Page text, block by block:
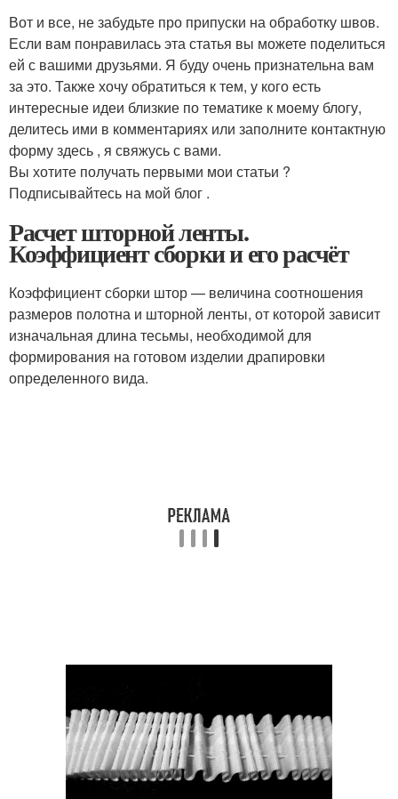
Вот и все, не забудьте про припуски на обработку швов.
Если вам понравилась эта статья вы можете поделиться
ей с вашими друзьями. Я буду очень признательна вам
за это. Также хочу обратиться к тем, у кого есть
интересные идеи близкие по тематике к моему блогу,
делитесь ими в комментариях или заполните контактную
форму здесь , я свяжусь с вами.
Вы хотите получать первыми мои статьи ?
Подписывайтесь на мой блог .
Расчет шторной ленты.
Коэффициент сборки и его расчёт
Коэффициент сборки штор — величина соотношения
размеров полотна и шторной ленты, от которой зависит
изначальная длина тесьмы, необходимой для
формирования на готовом изделии драпировки
определенного вида.